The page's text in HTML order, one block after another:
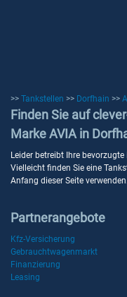
>> Tankstellen >> Dorfhain >>
Finden Sie auf
Marke AVIA in
Leider betreibt Ihre
Vielleicht finden Sie eine
Anfang dieser Seite verwenden.
Partnerangebote
Kfz-Versicherung
Gebrauchtwagenmarkt
Finanzierung
Leasing